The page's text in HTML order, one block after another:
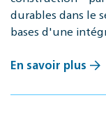
durables dans le
bases d'une
En savoir plus